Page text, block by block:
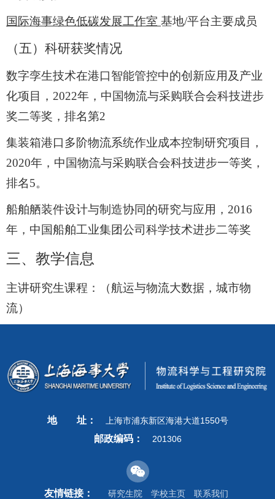
国际海事绿色低碳发展工作室 基地/平台主要成员
（五）科研获奖情况
数字孪生技术在港口智能管控中的创新应用及产业
化项目， 2022年，中国物流与采购联合会科技进步
奖二等奖，排名第2
集装箱港口多阶物流系统作业成本控制研究项目，
2020年，中国物流与采购联合会科技进步一等奖，
排名5。
船舶舾装件设计与制造协同的研究与应用， 2016
年，中国船舶工业集团公司科学技术进步二等奖
三、教学信息
主讲研究生课程：（航运与物流大数据，城市物
流）
地 址： 上海市浦东新区海港大道1550号
邮政编码： 201306
友情链接： 研究生院 学校主页 联系我们